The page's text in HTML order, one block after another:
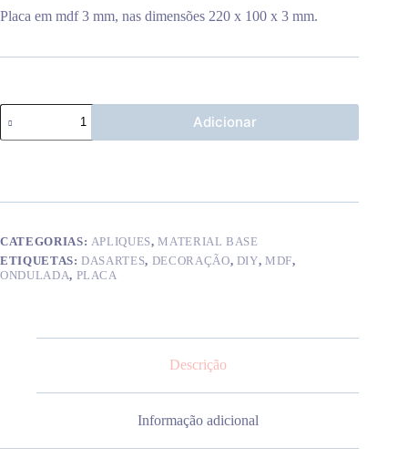
Placa em mdf 3 mm, nas dimensões 220 x 100 x 3 mm.
Quantidade
de
Placa
Adicionar
CATEGORIAS: APLIQUES,MATERIAL BASE
ETIQUETAS:DASARTES, DECORAÇÃO, DIY,MDF,
ONDULADA, PLACA
Descrição
Informação adicional